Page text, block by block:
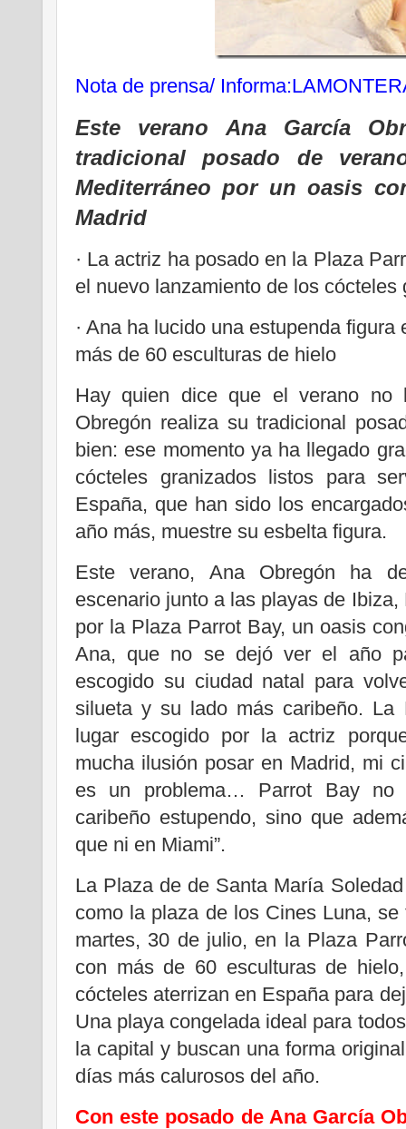
Nota de prensa/
Este verano Ana García
tradicional posado de
Mediterráneo por un oasis
Madrid
· La actriz ha posado en la Plaza
el nuevo lanzamiento de los
· Ana ha lucido una estupenda figura
más de 60 esculturas de hielo
Hay quien dice que el verano no
Obregón realiza su tradicional
bien: ese momento ya ha llegado
cócteles granizados listos para
España, que han sido los
año más, muestre su esbelta figura.
Este verano, Ana Obregón ha
escenario junto a las playas de
por la Plaza Parrot Bay, un oasis
Ana, que no se dejó ver el año
escogido su ciudad natal para
silueta y su lado más caribeño.
lugar escogido por la actriz
mucha ilusión posar en Madrid, mi
es un problema… Parrot Bay no
caribeño estupendo, sino que
que ni en Miami”.
La Plaza de de Santa María
como la plaza de los Cines Luna,
martes, 30 de julio, en la Plaza
con más de 60 esculturas de
cócteles aterrizan en España para
Una playa congelada ideal para
la capital y buscan una forma
días más calurosos del año.
Con este posado de Ana García